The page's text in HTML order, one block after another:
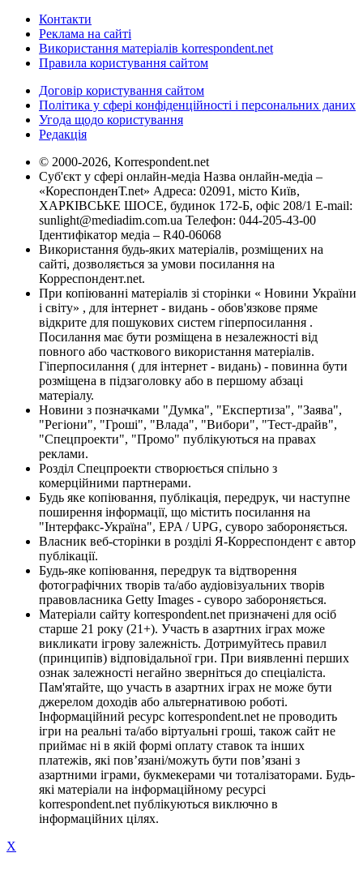
Контакти
Реклама на сайті
Використання матеріалів korrespondent.net
Правила користування сайтом
Договір користування сайтом
Політика у сфері конфіденційності і персональних даних
Угода щодо користування
Редакція
© 2000-2026, Korrespondent.net
Суб'єкт у сфері онлайн-медіа Назва онлайн-медіа –
«КореспонденТ.net» Адреса: 02091, місто Київ,
ХАРКІВСЬКЕ ШОСЕ, будинок 172-Б, офіс 208/1 E-mail:
sunlight@mediadim.com.ua Телефон: 044-205-43-00
Ідентифікатор медіа – R40-06068
Використання будь-яких матеріалів, розміщених на
сайті, дозволяється за умови посилання на
Корреспондент.net.
При копіюванні матеріалів зі сторінки « Новини України
і світу» , для інтернет - видань - обов'язкове пряме
відкрите для пошукових систем гіперпосилання .
Посилання має бути розміщена в незалежності від
повного або часткового використання матеріалів.
Гіперпосилання ( для інтернет - видань) - повинна бути
розміщена в підзаголовку або в першому абзаці
матеріалу.
Новини з позначками "Думка", "Експертиза", "Заява",
"Регіони", "Гроші", "Влада", "Вибори", "Тест-драйв",
"Спецпроекти", "Промо" публікуються на правах
реклами.
Розділ Спецпроекти створюється спільно з
комерційними партнерами.
Будь яке копіювання, публікація, передрук, чи наступне
поширення інформації, що містить посилання на
"Інтерфакс-Україна", EPA / UPG, суворо забороняється.
Власник веб-сторінки в розділі Я-Корреспондент є автор
публікації.
Будь-яке копіювання, передрук та відтворення
фотографічних творів та/або аудіовізуальних творів
правовласника Getty Images - суворо забороняється.
Матеріали сайту korrespondent.net призначені для осіб
старше 21 року (21+). Участь в азартних іграх може
викликати ігрову залежність. Дотримуйтесь правил
(принципів) відповідальної гри. При виявленні перших
ознак залежності негайно зверніться до спеціаліста.
Пам'ятайте, що участь в азартних іграх не може бути
джерелом доходів або альтернативою роботі.
Інформаційний ресурс korrespondent.net не проводить
ігри на реальні та/або віртуальні гроші, також сайт не
приймає ні в якій формі оплату ставок та інших
платежів, які пов’язані/можуть бути пов’язані з
азартними іграми, букмекерами чи тоталізаторами. Будь-
які матеріали на інформаційному ресурсі
korrespondent.net публікуються виключно в
інформаційних цілях.
X